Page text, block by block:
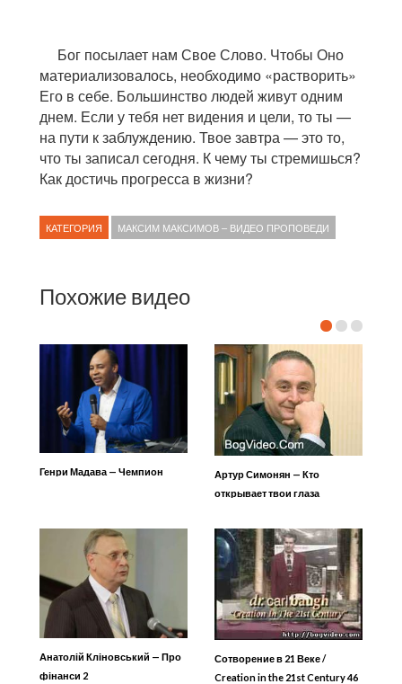
Бог посылает нам Свое Слово. Чтобы Оно
материализовалось, необходимо «растворить»
Его в себе. Большинство людей живут одним
днем. Если у тебя нет видения и цели, то ты —
на пути к заблуждению. Твое завтра — это то,
что ты записал сегодня. К чему ты стремишься?
Как достичь прогресса в жизни?
КАТЕГОРИЯ МАКСИМ МАКСИМОВ – ВИДЕО ПРОПОВЕДИ
Похожие видео
Генри Мадава — Чемпион
Артур Симонян — Кто
открывает твои глаза
Анатолій Кліновський — Про
фінанси 2
Сотворение в 21 Веке /
Creation in the 21st Century 46